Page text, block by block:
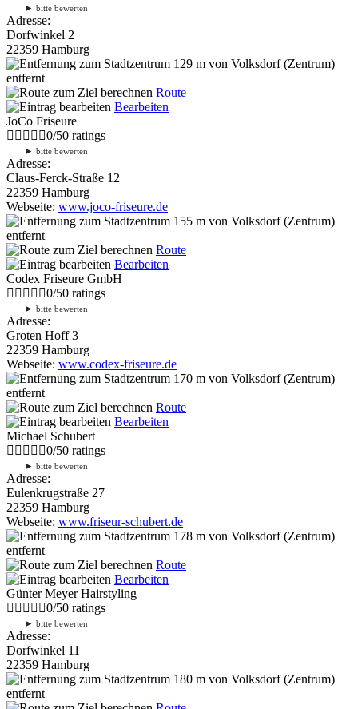
► bitte bewerten
Adresse:
Dorfwinkel 2
22359 Hamburg
129 m von Volksdorf (Zentrum)
entfernt
Route
Bearbeiten
JoCo Friseure
0/50 ratings
► bitte bewerten
Adresse:
Claus-Ferck-Straße 12
22359 Hamburg
Webseite: www.joco-friseure.de
155 m von Volksdorf (Zentrum)
entfernt
Route
Bearbeiten
Codex Friseure GmbH
0/50 ratings
► bitte bewerten
Adresse:
Groten Hoff 3
22359 Hamburg
Webseite: www.codex-friseure.de
170 m von Volksdorf (Zentrum)
entfernt
Route
Bearbeiten
Michael Schubert
0/50 ratings
► bitte bewerten
Adresse:
Eulenkrugstraße 27
22359 Hamburg
Webseite: www.friseur-schubert.de
178 m von Volksdorf (Zentrum)
entfernt
Route
Bearbeiten
Günter Meyer Hairstyling
0/50 ratings
► bitte bewerten
Adresse:
Dorfwinkel 11
22359 Hamburg
180 m von Volksdorf (Zentrum)
entfernt